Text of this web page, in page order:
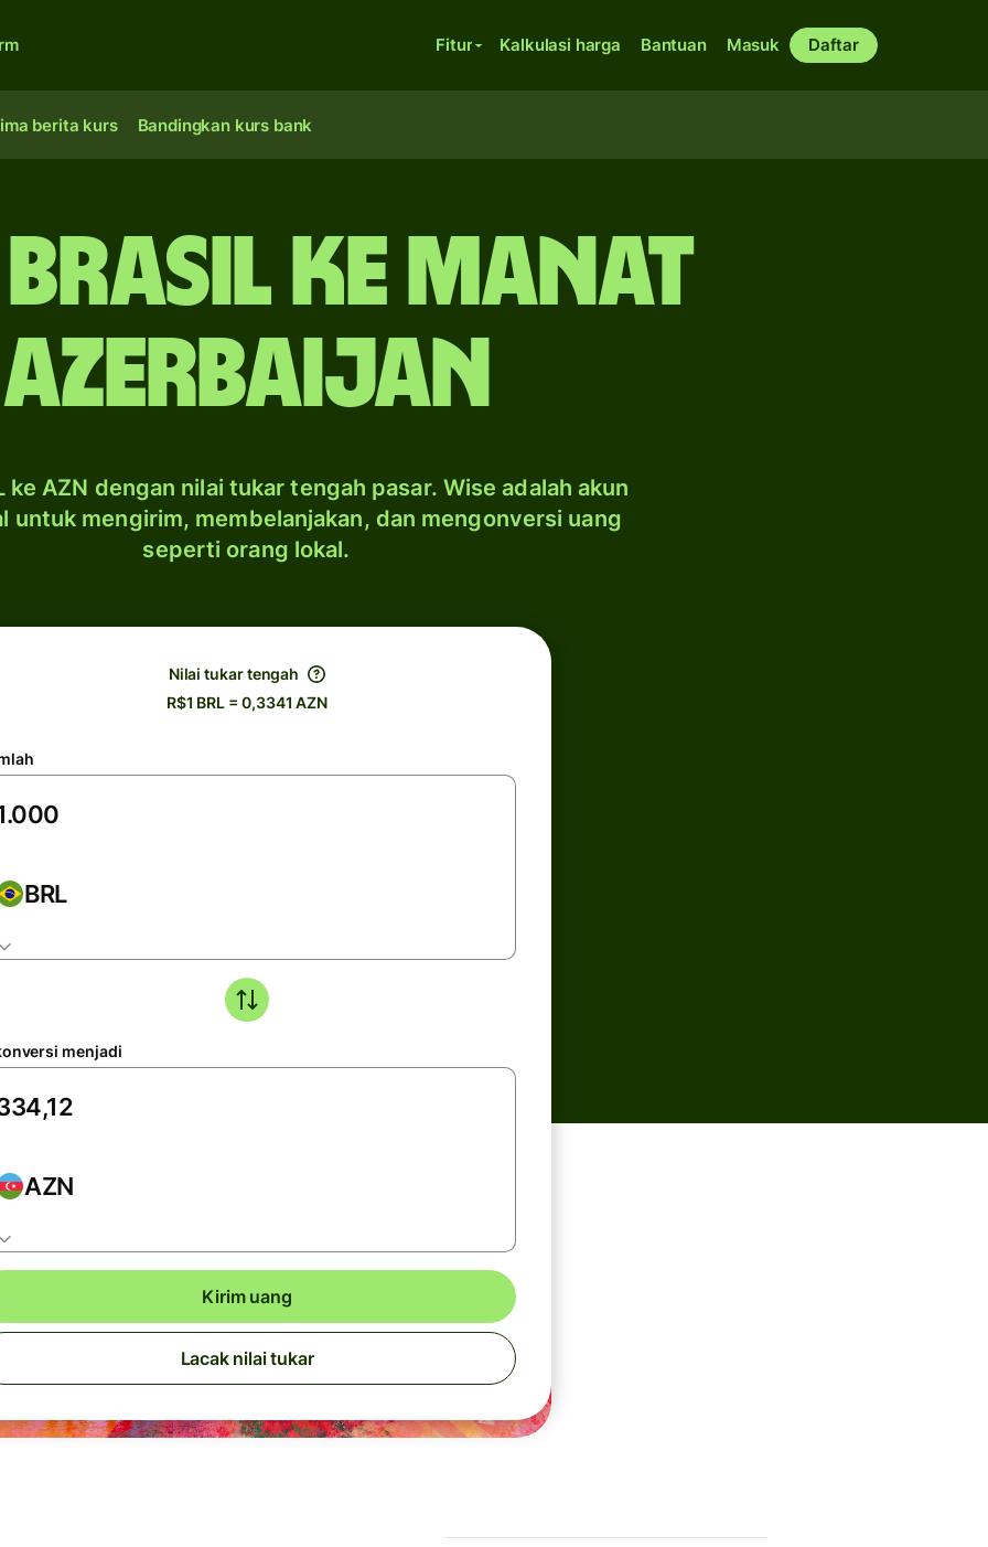
Fitur Kalkulasi harga Bantuan Masuk Daftar
berita kurs Bandingkan kurs bank
ke manat
Azerbaijan
ke AZN dengan nilai tukar tengah pasar. Wise adalah akun
untuk mengirim, membelanjakan, dan mengonversi uang
seperti orang lokal.
Nilai tukar tengah
R$1 BRL = 0,3341 AZN
BRL
menjadi
AZN
Kirim uang
Lacak nilai tukar